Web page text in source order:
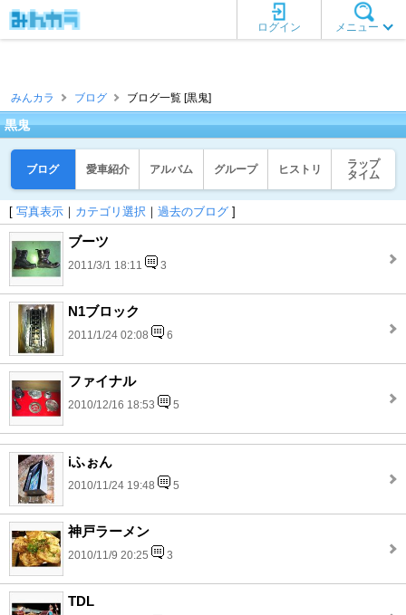
メニュー
ログイン
みんカラ ブログ ブログ一覧 [黒鬼]
黒鬼
ブログ 愛車紹介 アルバム グループ ヒストリ
ラップ
タイム
[ 写真表示 ｜ カテゴリ選択 ｜ 過去のブログ ]
ブーツ
2011/3/1 18:11 3
N1ブロック
2011/1/24 02:08 6
ファイナル
2010/12/16 18:53 5
iふぉん
2010/11/24 19:48 5
神戸ラーメン
2010/11/9 20:25 3
TDL